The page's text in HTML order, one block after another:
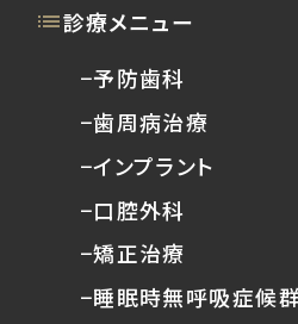
診療メニュー
−予防歯科
−歯周病治療
−インプラント
−口腔外科
−矯正治療
−睡眠時無呼吸症候群